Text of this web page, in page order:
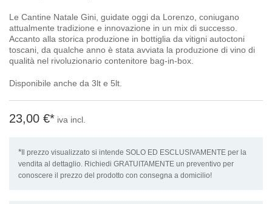
Le Cantine Natale Gini, guidate oggi da Lorenzo, coniugano
attualmente tradizione e innovazione in un mix di successo.
Accanto alla storica produzione in bottiglia da vitigni autoctoni
toscani, da qualche anno è stata avviata la produzione di vino di
qualità nel rivoluzionario contenitore bag-in-box.
Disponibile anche da 3lt e 5lt.
23,00 €* iva incl.
*Il prezzo visualizzato si intende SOLO ED ESCLUSIVAMENTE per la
vendita al dettaglio. Richiedi GRATUITAMENTE un preventivo per
conoscere il prezzo del prodotto con consegna a domicilio!